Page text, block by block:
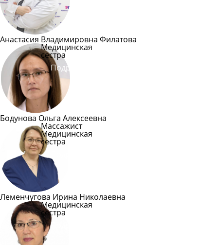
Анастасия Владимировна Филатова
Медицинская
сестра
Подробнее
Бодунова Ольга Алексеевна
Массажист
Медицинская
сестра
Леменчугова Ирина Николаевна
Медицинская
сестра
Подробнее